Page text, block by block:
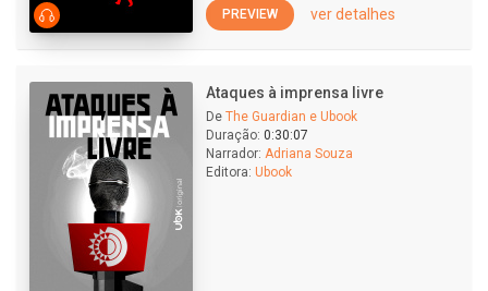
PREVIEW ver detalhes
Ataques à imprensa livre
De The Guardian e Ubook
Duração: 0:30:07
Narrador: Adriana Souza
Editora: Ubook